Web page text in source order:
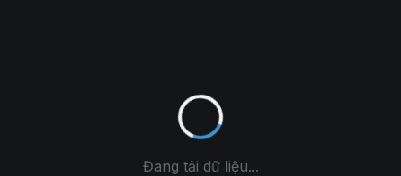
Đang tải dữ liệu...